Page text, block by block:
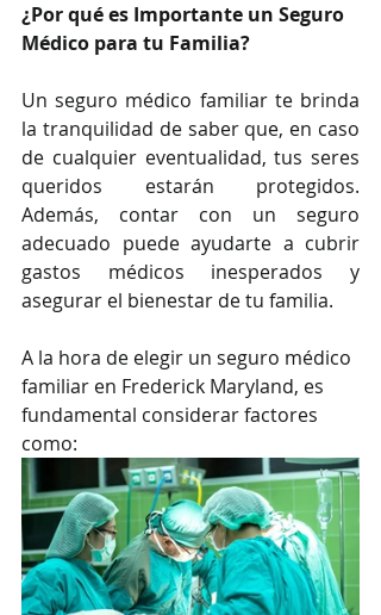
¿Por qué es Importante un Seguro
Médico para tu Familia?
Un seguro médico familiar te brinda
la tranquilidad de saber que, en caso
de cualquier eventualidad, tus seres
queridos estarán protegidos.
Además, contar con un seguro
adecuado puede ayudarte a cubrir
gastos médicos inesperados y
asegurar el bienestar de tu familia.
A la hora de elegir un seguro médico
familiar en Frederick Maryland, es
fundamental considerar factores
como: